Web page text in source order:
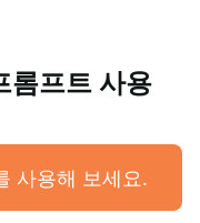
프트 사용
사용해 보세요.